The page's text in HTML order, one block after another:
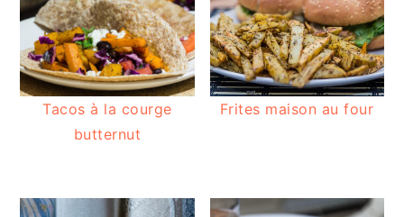
Tacos à la courge
butternut
Frites maison au four